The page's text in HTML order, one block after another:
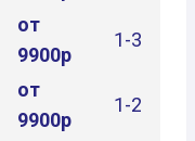
от
9900р
1-3
от
9900р
1-2